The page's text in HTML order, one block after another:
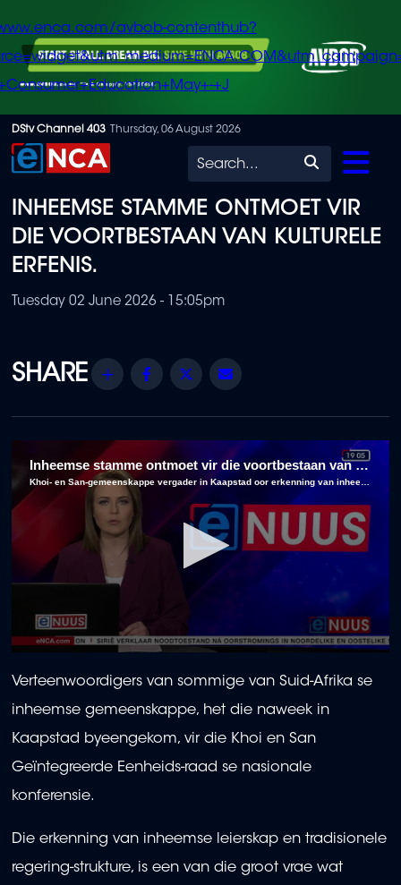
Skip
to
content
avbob-contenthub?
+J
DStv Channel 403 Thursday, 06 August 2026
Search
INHEEMSE STAMME ONTMOET VIR
DIE VOORTBESTAAN VAN KULTURELE
ERFENIS.
Tuesday 02 June 2026 - 15:05pm
Share Facebook
Twitter
Inheemse stamme ontmoet vir die voortbestaan van kulturele erfenis.
Khoi- en San-gemeenskappe vergader in Kaapstad oor erkenning van inheemse leierskap en kulturele erfenis.
seconds
of
2
minutes,
41
seconds
Verteenwoordigers van sommige van Suid-Afrika se
inheemse gemeenskappe, het die naweek in
Kaapstad byeengekom, vir die Khoi en San
Geïntegreerde Eenheids-raad se nasionale
konferensie.
Die erkenning van inheemse leierskap en tradisionele
regering-strukture, is een van die groot vrae wat